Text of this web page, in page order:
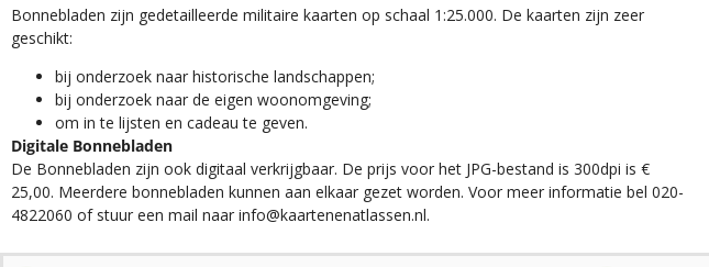
Bonnebladen zijn gedetailleerde militaire kaarten op schaal 1:25.000. De kaarten zijn zeer
geschikt:​
​bij onderzoek naar historische landschappen;
bij onderzoek naar de eigen woonomgeving;
om in te lijsten en cadeau te geven.
Digitale Bonnebladen
De Bonnebladen zijn ook digitaal verkrijgbaar. De prijs voor het JPG-bestand is 300dpi is €
25,00. Meerdere bonnebladen kunnen aan elkaar gezet worden. Voor meer informatie bel 020-
4822060 of stuur een mail naar info@kaartenenatlassen.nl.